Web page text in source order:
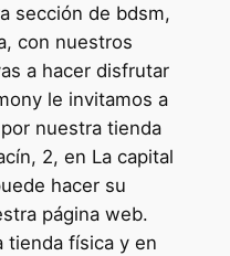
sección de bdsm,
con nuestros
a hacer disfrutar
le invitamos a
nuestra tienda
2, en La capital
hacer su
página web.
tienda física y en